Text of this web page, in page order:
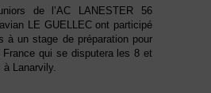
de l’AC LANESTER 56
LE GUELLEC ont participé
à un stage de préparation pour
France qui se disputera les 8 et
à Lanarvily.